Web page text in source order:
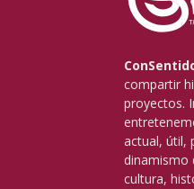
compartir
proyectos.
actual, útil,
dinamismo
cultura,